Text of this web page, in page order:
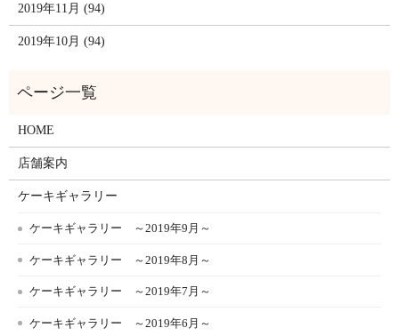
2019年11月 (94)
2019年10月 (94)
HOME
店舗案内
ケーキギャラリー
ケーキギャラリー ～2019年9月～
ケーキギャラリー ～2019年8月～
ケーキギャラリー ～2019年7月～
ケーキギャラリー ～2019年6月～